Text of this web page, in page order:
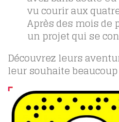
vu courir aux
Après des mois de
un projet qui se
Découvrez leurs
leur souhaite